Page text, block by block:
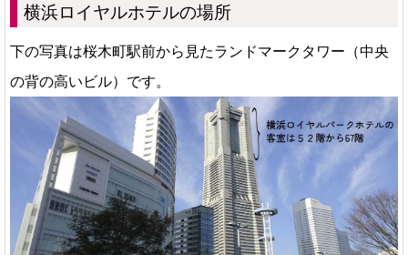
横浜ロイヤルホテルの場所
下の写真は桜木町駅前から見たランドマークタワー（中央
の背の高いビル）です。